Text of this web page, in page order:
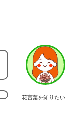
花言葉を知りたい